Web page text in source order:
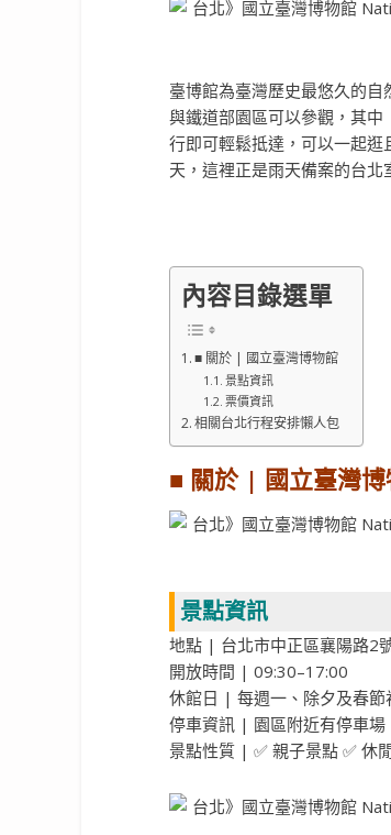
臺博館為臺灣歷史最悠久的
與鐵道部園區可以參觀，其
行即可輕鬆抵達，可以一起
天，這裡正是雨天備案的台北
內容目錄選單
■ 關於 | 國立臺灣博物館
景點資訊
票價資訊
相關台北行程安排懶人包
■ 關於 | 國立臺灣
景點資訊
地點 | 台北市中正區襄陽路2
開放時間 | 09:30–17:00
休館日 | 每週一、除夕及春節
停車資訊 | 園區附近有停車場
景點性質 | ✅ 親子景點 ✅ 休